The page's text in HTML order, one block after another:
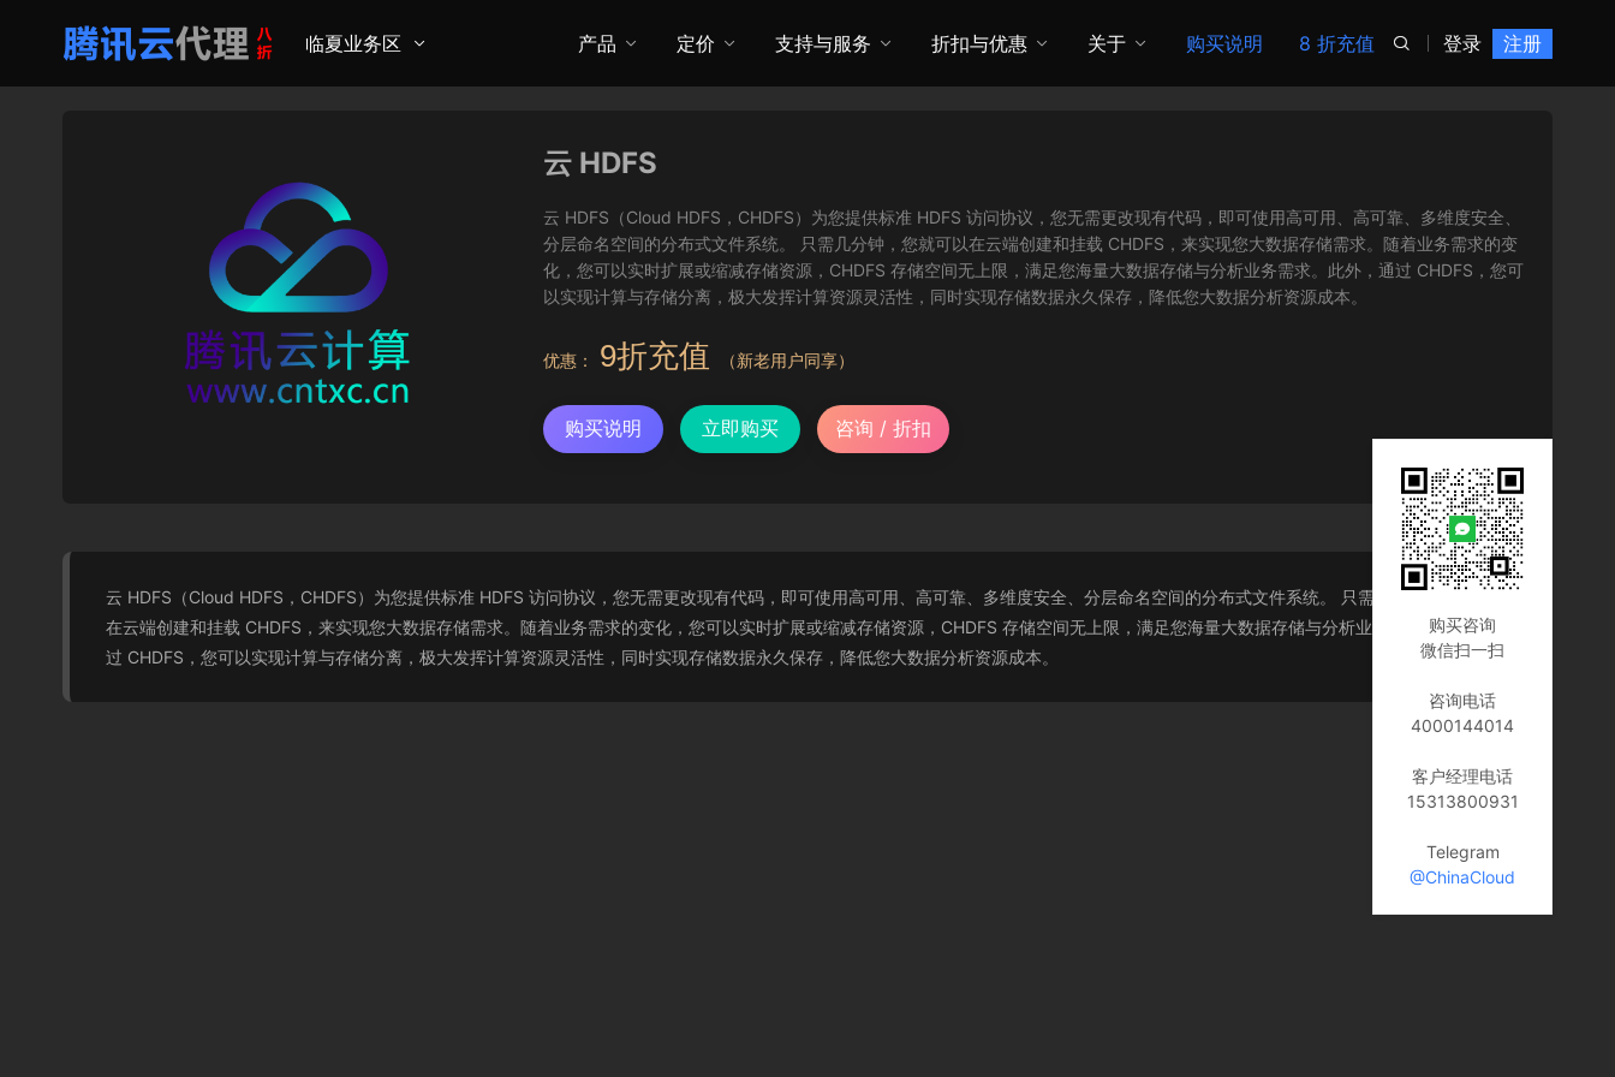
临夏业务区 登录 注册

产品 定价 支持与服务 折扣与优惠 关于 购买说明 8 折充值
云 HDFS
云 HDFS（Cloud HDFS，CHDFS）为您提供标准 HDFS 访问协议，您无需更改现有代码，即可使用高可用、高可靠、多维度安全、
分层命名空间的分布式文件系统。 只需几分钟，您就可以在云端创建和挂载 CHDFS，来实现您大数据存储需求。随着业务需求的变
化，您可以实时扩展或缩减存储资源，CHDFS 存储空间无上限，满足您海量大数据存储与分析业务需求。此外，通过 CHDFS，您可
以实现计算与存储分离，极大发挥计算资源灵活性，同时实现存储数据永久保存，降低您大数据分析资源成本。
优惠： 9折充值 （新老用户同享）
购买说明 立即购买 咨询 / 折扣
云 HDFS（Cloud HDFS，CHDFS）为您提供标准 HDFS 访问协议，您无需更改现有代码，即可使用高可用、高可靠、多维度安全、分层命名空间的分布式文件系统。 只需几分钟，您就可以
在云端创建和挂载 CHDFS，来实现您大数据存储需求。随着业务需求的变化，您可以实时扩展或缩减存储资源，CHDFS 存储空间无上限，满足您海量大数据存储与分析业务需求。此外，通
过 CHDFS，您可以实现计算与存储分离，极大发挥计算资源灵活性，同时实现存储数据永久保存，降低您大数据分析资源成本。
购买咨询
微信扫一扫
咨询电话
4000144014
客户经理电话
15313800931
Telegram
@ChinaCloud